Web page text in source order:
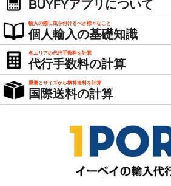
BUYFYアプリについて
輸入の際に気を付けるべき様々なこと
個人輸入の基礎知識
各エリアの代行手数料を計算
代行手数料の計算
重量とサイズから概算送料を計算
国際送料の計算